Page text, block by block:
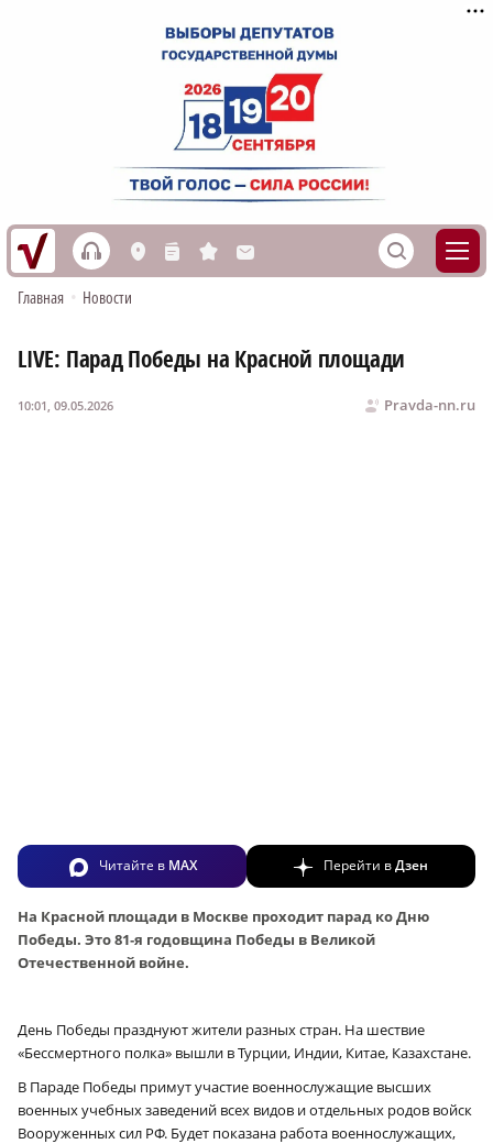
h L n s M S
Главная • Новости
LIVE: Парад Победы на Красной площади
Pravda-nn.ru
10:01, 09.05.2026
Читайте в MAX Перейти вДзен
На Красной площади в Москве проходит парад ко Дню
Победы. Это 81‑я годовщина Победы в Великой
Отечественной войне.
День Победы празднуют жители разных стран. На шествие
«Бессмертного полка» вышли в Турции, Индии, Китае, Казахстане.
В Параде Победы примут участие военнослужащие высших
военных учебных заведений всех видов и отдельных родов войск
Вооруженных сил РФ. Будет показана работа военнослужащих,